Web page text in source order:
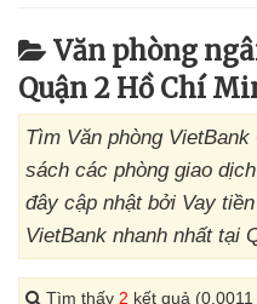
Văn phòng
Quận 2 Hồ Chí
Tìm Văn phòng
sách các phòng giao
đây cập nhật bởi Vay
VietBank nhanh nhất tại
Tìm thấy 2 kết quả (0.0011